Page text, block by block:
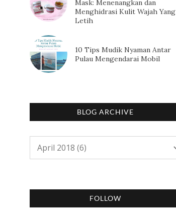
Mask: Menenangkan dan
Menghidrasi Kulit Wajah Yang
Letih
10 Tips Mudik Nyaman Antar
Pulau Mengendarai Mobil
BLOG ARCHIVE
FOLLOW